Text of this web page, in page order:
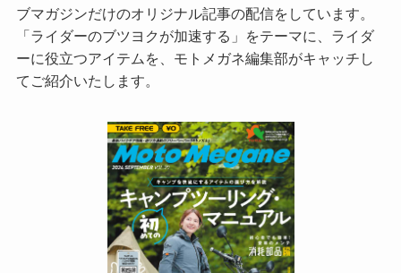
ブマガジンだけのオリジナル記事の配信をしています。
「ライダーのブツヨクが加速する」をテーマに、ライダ
ーに役立つアイテムを、モトメガネ編集部がキャッチし
てご紹介いたします。